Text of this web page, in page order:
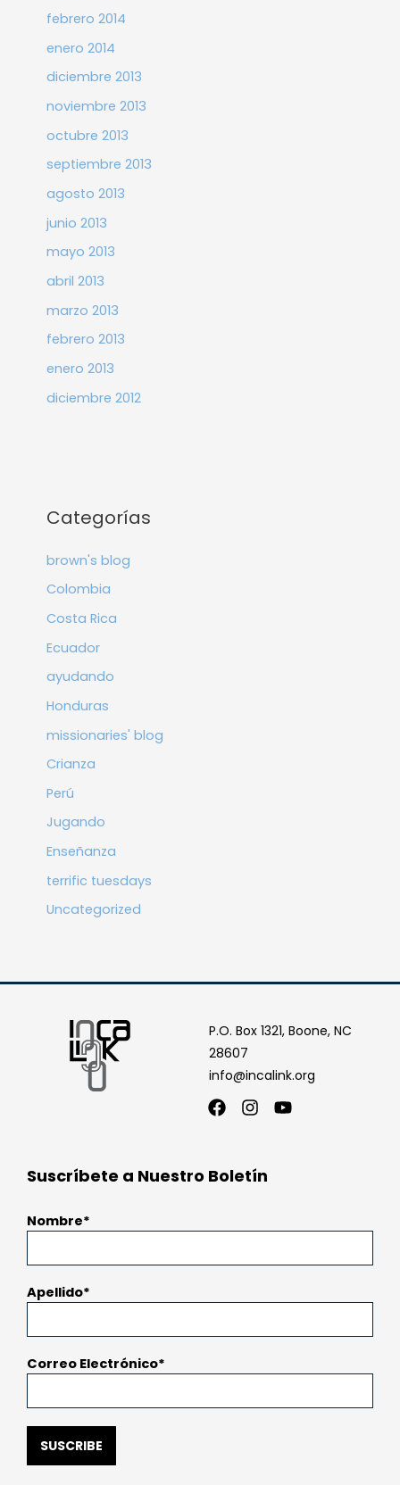
febrero 2014
enero 2014
diciembre 2013
noviembre 2013
octubre 2013
septiembre 2013
agosto 2013
junio 2013
mayo 2013
abril 2013
marzo 2013
febrero 2013
enero 2013
diciembre 2012
Categorías
brown's blog
Colombia
Costa Rica
Ecuador
ayudando
Honduras
missionaries' blog
Crianza
Perú
Jugando
Enseñanza
terrific tuesdays
Uncategorized
P.O. Box 1321, Boone, NC
28607
info@incalink.org
Facebook
Instagram
Youtube
Suscríbete a Nuestro Boletín
Nombre
Apellido
Correo Electrónico
SUSCRIBE